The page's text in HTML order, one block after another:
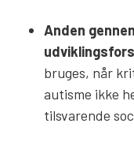
Anden
bruges, når
autisme ikke
tilsvarende